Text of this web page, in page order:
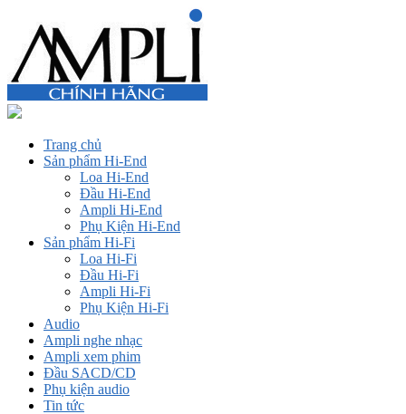
Trang chủ
Sản phẩm Hi-End
Loa Hi-End
Đầu Hi-End
Ampli Hi-End
Phụ Kiện Hi-End
Sản phẩm Hi-Fi
Loa Hi-Fi
Đầu Hi-Fi
Ampli Hi-Fi
Phụ Kiện Hi-Fi
Audio
Ampli nghe nhạc
Ampli xem phim
Đầu SACD/CD
Phụ kiện audio
Tin tức